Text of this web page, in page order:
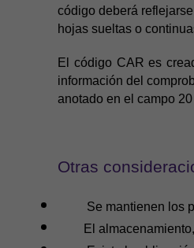
código deberá
hojas sueltas o
El código CAR es
información del
anotado en el campo
Otras
Se mantienen los
El